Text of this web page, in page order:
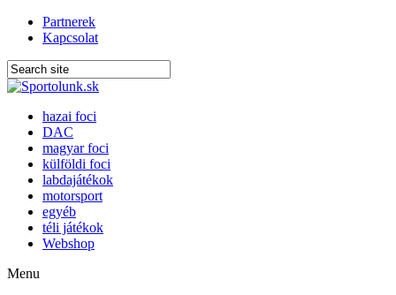
Partnerek
Kapcsolat
hazai foci
DAC
magyar foci
külföldi foci
labdajátékok
motorsport
egyéb
téli játékok
Webshop
Menu